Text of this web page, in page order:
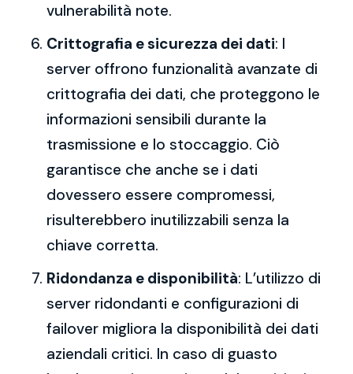
vulnerabilità note.
Crittografia e sicurezza dei dati: I
server offrono funzionalità avanzate di
crittografia dei dati, che proteggono le
informazioni sensibili durante la
trasmissione e lo stoccaggio. Ciò
garantisce che anche se i dati
dovessero essere compromessi,
risulterebbero inutilizzabili senza la
chiave corretta.
Ridondanza e disponibilità: L’utilizzo di
server ridondanti e configurazioni di
failover migliora la disponibilità dei dati
aziendali critici. In caso di guasto